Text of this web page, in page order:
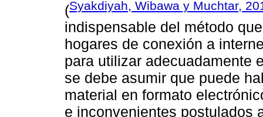
(Syakdiyah, Wibawa y Muchtar,
indispensable del método
hogares de conexión a
para utilizar adecuadamente
se debe asumir que puede
material en formato
e inconvenientes postulados